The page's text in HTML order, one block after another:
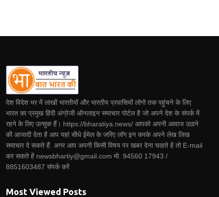
देश विदेश भर में लाखों भारतीयों और भारतीय प्रवासियों लोगो तक पहुंचने के लिए
भारत का प्रमुख हिंदी अंग्रेजी ऑनलाइन समाचार पोर्टल है जो अपने देश के संपर्क में
रहने के लिए उत्सुक हैं। https://bharatiya.news/ आपको अपनी आवाज उठाने
की आजादी देता है आप यहां सीधे ईमेल के जरिए लॉग इन करके अपने लेख लिख
समाचार दे सकते हैं. अगर आप अपनी किसी विषय पर खबर देना चाहते हें तो E-mail
कर सकते हें newsbhartiy@gmail.com मो. 94560 17943 /
8851603487 संपर्क करें
Most Viewed Posts